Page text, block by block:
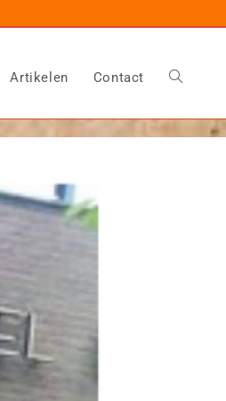
Artikelen Contact